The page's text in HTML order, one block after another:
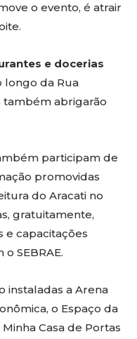
o evento, é atrair
e docerias
longo da Rua
também abrigarão
participam de
promovidas
do Aracati no
gratuitamente,
e capacitações
SEBRAE.
instaladas a Arena
o Espaço da
Casa de Portas